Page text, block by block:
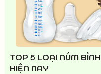
TOP 5 LOẠI NÚM
HIỆN NAY